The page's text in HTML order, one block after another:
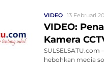
VIDEO 13 Februari
VIDEO:
Kamera
hebohkan media